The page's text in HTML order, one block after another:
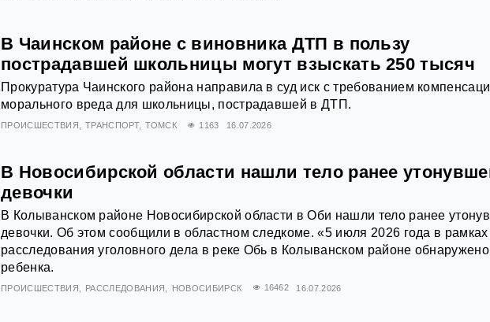
В Чаинском районе с виновника ДТП в пользу
пострадавшей школьницы могут взыскать 250 тысяч
Прокуратура Чаинского района направила в суд иск с требованием
морального вреда для школьницы, пострадавшей в ДТП.
ПРОИСШЕСТВИЯ ТРАНСПОРТ ТОМСК 1163 16.07.2026
В Новосибирской области нашли тело ранее
девочки
В Колыванском районе Новосибирской области в Оби нашли тело ранее
девочки. Об этом сообщили в областном следкоме. «5 июля 2026 года в рамках
расследования уголовного дела в реке Обь в Колыванском районе обнаружено
ребенка.
ПРОИСШЕСТВИЯ РАССЛЕДОВАНИЯ НОВОСИБИРСК 16462 16.07.2026